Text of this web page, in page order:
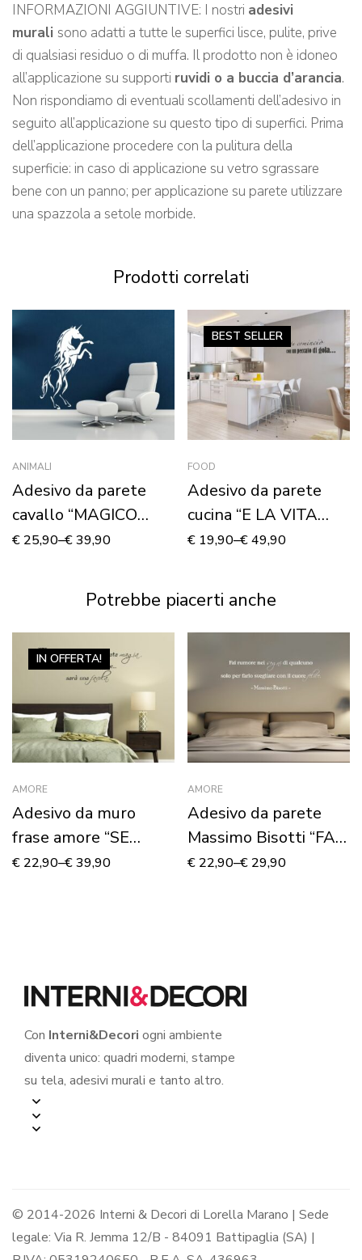
INFORMAZIONI AGGIUNTIVE: I nostri adesivi
murali sono adatti a tutte le superfici lisce, pulite, prive
di qualsiasi residuo o di muffa. Il prodotto non è idoneo
all’applicazione su supporti ruvidi o a buccia d’arancia.
Non rispondiamo di eventuali scollamenti dell’adesivo in
seguito all’applicazione su questo tipo di superfici. Prima
dell’applicazione procedere con la pulitura della
superficie: in caso di applicazione su vetro sgrassare
bene con un panno; per applicazione su parete utilizzare
una spazzola a setole morbide.
Prodotti correlati
ANIMALI
Adesivo da parete
cavallo “MAGICO
UNICORNO”
€ 25,90–€39,90
BEST SELLER
FOOD
Adesivo da parete
cucina “E LA VITA
COMINCIÒ”
€ 19,90–€49,90
Potrebbe piacerti anche
IN OFFERTA!
AMORE
Adesivo da muro
frase amore “SE
INCONTRARSI È
€ 22,90–€39,90
AMORE
Adesivo da parete
Massimo Bisotti “FAI
RUMORE NEI
€ 22,90–€ 29,90
Con Interni&Decori ogni ambiente
diventa unico: quadri moderni, stampe
su tela, adesivi murali e tanto altro.
© 2014-2026 Interni & Decori di Lorella Marano | Sede
legale: Via R. Jemma 12/B - 84091 Battipaglia (SA) |